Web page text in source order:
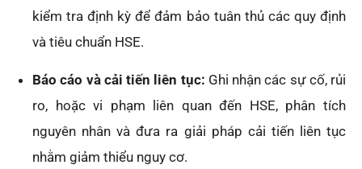
kiểm tra định kỳ để đảm bảo tuân thủ các quy định
và tiêu chuẩn HSE.
Báo cáo và cải tiến liên tục: Ghi nhận các sự cố, rủi
ro, hoặc vi phạm liên quan đến HSE, phân tích
nguyên nhân và đưa ra giải pháp cải tiến liên tục
nhằm giảm thiểu nguy cơ.